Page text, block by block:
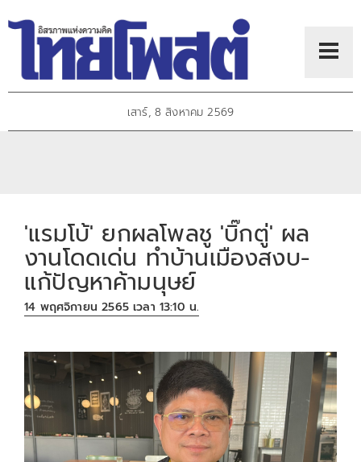
เสาร์, 8 สิงหาคม 2569
'แรมโบ้' ยกผลโพลชู 'บิ๊กตู่' ผล
งานโดดเด่น ทำบ้านเมืองสงบ-
แก้ปัญหาค้ามนุษย์
14 พฤศจิกายน 2565 เวลา 13:10 น.